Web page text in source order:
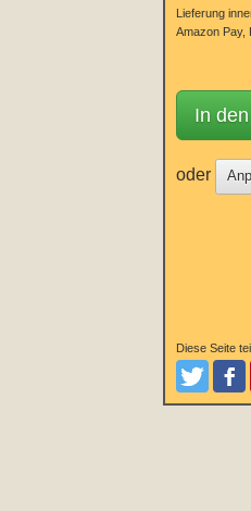
Lieferung
Amazon Pay,
In
oder
Diese Seite
Tweeten